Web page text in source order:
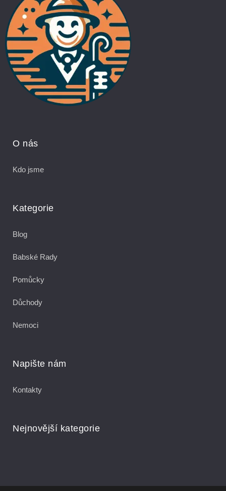
O nás
Kdo jsme
Kategorie
Blog
Babské Rady
Pomůcky
Důchody
Nemoci
Napište nám
Kontakty
Nejnovější kategorie